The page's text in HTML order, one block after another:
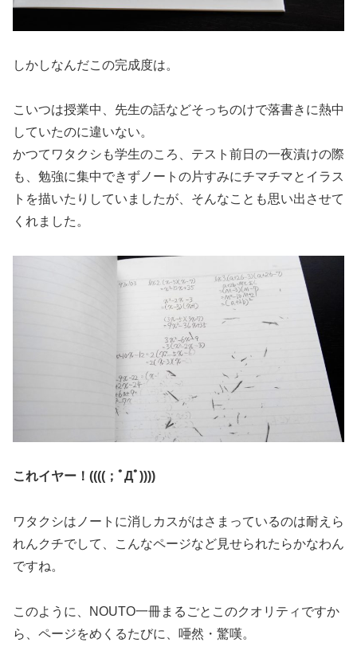
しかしなんだこの完成度は。
こいつは授業中、先生の話などそっちのけで落書きに熱中
していたのに違いない。
かつてワタクシも学生のころ、テスト前日の一夜漬けの際
も、勉強に集中できずノートの片すみにチマチマとイラス
トを描いたりしていましたが、そんなことも思い出させて
くれました。
これイヤー！((((；ﾟДﾟ))))
ワタクシはノートに消しカスがはさまっているのは耐えら
れんクチでして、こんなページなど見せられたらかなわん
ですね。
このように、NOUTO一冊まるごとこのクオリティですか
ら、ページをめくるたびに、唖然・驚嘆。